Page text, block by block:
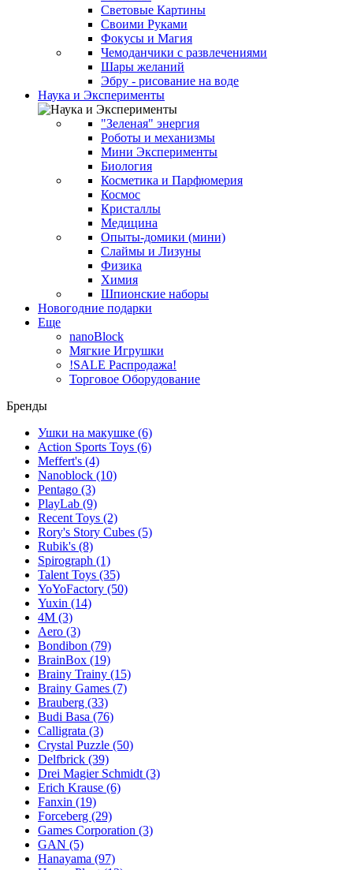
Световые Картины
Своими Руками
Фокусы и Магия
Чемоданчики с развлечениями
Шары желаний
Эбру - рисование на воде
Наука и Эксперименты
"Зеленая" энергия
Роботы и механизмы
Мини Эксперименты
Биология
Косметика и Парфюмерия
Космос
Кристаллы
Медицина
Опыты-домики (мини)
Слаймы и Лизуны
Физика
Химия
Шпионские наборы
Новогодние подарки
Еще
nanoBlock
Мягкие Игрушки
!SALE Распродажа!
Торговое Оборудование
Бренды
Ушки на макушке (6)
Action Sports Toys (6)
Meffert's (4)
Nanoblock (10)
Pentago (3)
PlayLab (9)
Recent Toys (2)
Rory's Story Cubes (5)
Rubik's (8)
Spirograph (1)
Talent Toys (35)
YoYoFactory (50)
Yuxin (14)
4M (3)
Aero (3)
Bondibon (79)
BrainBox (19)
Brainy Trainy (15)
Brainy Games (7)
Brauberg (33)
Budi Basa (76)
Calligrata (3)
Crystal Puzzle (50)
Delfbrick (39)
Drei Magier Schmidt (3)
Erich Krause (6)
Fanxin (19)
Forceberg (29)
Games Corporation (3)
GAN (5)
Hanayama (97)